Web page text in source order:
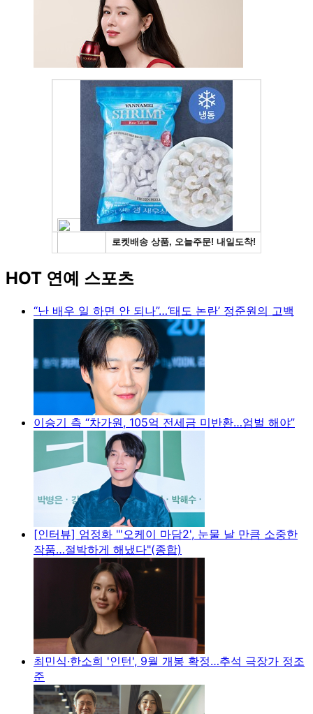
HOT 연예 스포츠
“난 배우 일 하면 안 되나”…‘태도 논란’ 정준원의 고백
이승기 측 “차가원, 105억 전세금 미반환…엄벌 해야”
[인터뷰] 엄정화 "'오케이 마담2', 눈물 날 만큼 소중한
작품…절박하게 해냈다"(종합)
최민식·한소희 '인턴', 9월 개봉 확정…추석 극장가 정조
준